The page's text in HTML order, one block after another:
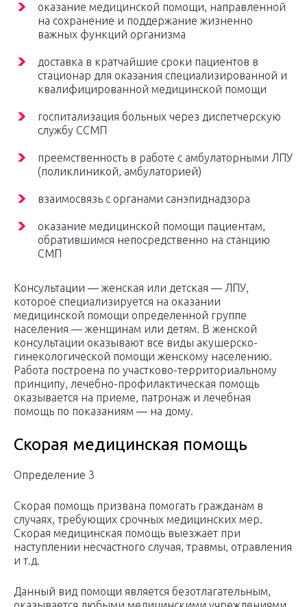
оказание медицинской помощи, направленной
на сохранение и поддержание жизненно
важных функций организма
доставка в кратчайшие сроки пациентов в
стационар для оказания специализированной и
квалифицированной медицинской помощи
госпитализация больных через диспетчерскую
службу ССМП
преемственность в работе с амбулаторными ЛПУ
(поликлиникой, амбулаторией)
взаимосвязь с органами санэпиднадзора
оказание медицинской помощи пациентам,
обратившимся непосредственно на станцию
СМП
Консультации — женская или детская — ЛПУ,
которое специализируется на оказании
медицинской помощи определенной группе
населения — женщинам или детям. В женской
консультации оказывают все виды акушерско-
гинекологической помощи женскому населению.
Работа построена по участково-территориальному
принципу, лечебно-профилактическая помощь
оказывается на приеме, патронаж и лечебная
помощь по показаниям — на дому.
Скорая медицинская помощь
Определение 3
Скорая помощь призвана помогать гражданам в
случаях, требующих срочных медицинских мер.
Скорая медицинская помощь выезжает при
наступлении несчастного случая, травмы, отравления
и т.д.
Данный вид помощи является безотлагательным,